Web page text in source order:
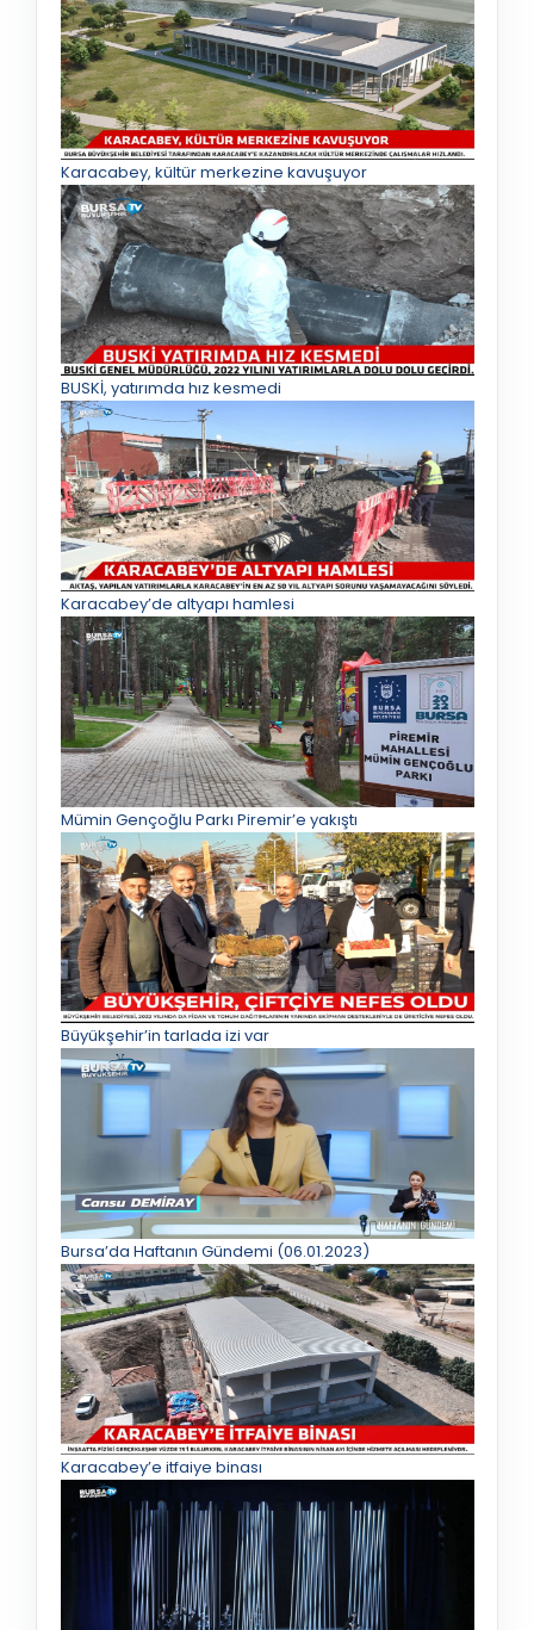
Karacabey, kültür merkezine kavuşuyor
BUSKİ, yatırımda hız kesmedi
Karacabey’de altyapı hamlesi
Mümin Gençoğlu Parkı Piremir’e yakıştı
Büyükşehir’in tarlada izi var
Bursa’da Haftanın Gündemi (06.01.2023)
Karacabey’e itfaiye binası